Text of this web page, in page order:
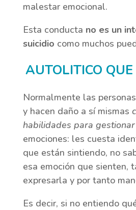
malestar emocional.
Esta conducta no es un
suicidio como muchos
AUTOLITICO QUE
Normalmente las
y hacen daño a sí mismas
habilidades para gestionar
emociones: les cuesta
que están sintiendo, no
esa emoción que sienten,
expresarla y por tanto
Es decir, si no entiendo